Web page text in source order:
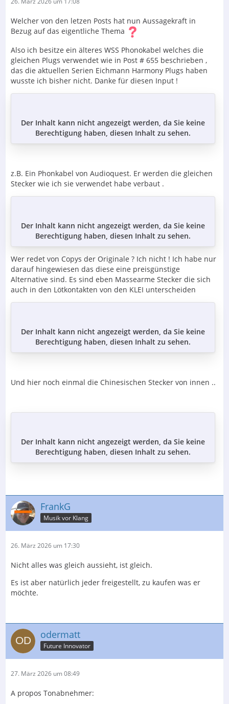
Welcher von den letzen Posts hat nun Aussagekraft in
Bezug auf das eigentliche Thema
Also ich besitze ein älteres WSS Phonokabel welches die
gleichen Plugs verwendet wie in Post # 655 beschrieben ,
das die aktuellen Serien Eichmann Harmony Plugs haben
wusste ich bisher nicht. Danke für diesen Input !
Der Inhalt kann nicht angezeigt werden, da Sie keine
Berechtigung haben, diesen Inhalt zu sehen.
z.B. Ein Phonkabel von Audioquest. Er werden die gleichen
Stecker wie ich sie verwendet habe verbaut .
Der Inhalt kann nicht angezeigt werden, da Sie keine
Berechtigung haben, diesen Inhalt zu sehen.
Wer redet von Copys der Originale ? Ich nicht ! Ich habe nur
darauf hingewiesen das diese eine preisgünstige
Alternative sind. Es sind eben Massearme Stecker die sich
auch in den Lötkontakten von den KLEI unterscheiden
Der Inhalt kann nicht angezeigt werden, da Sie keine
Berechtigung haben, diesen Inhalt zu sehen.
Und hier noch einmal die Chinesischen Stecker von innen ..
Der Inhalt kann nicht angezeigt werden, da Sie keine
Berechtigung haben, diesen Inhalt zu sehen.
FrankG
Musik vor Klang
26. März 2026 um 17:30
Nicht alles was gleich aussieht, ist gleich.
Es ist aber natürlich jeder freigestellt, zu kaufen was er
möchte.
odermatt
Future Innovator
27. März 2026 um 08:49
A propos Tonabnehmer: